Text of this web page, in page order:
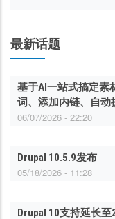
最新话题
基于AI一站式搞定素
词、添加内链、自动
06/07/2026 - 22:20
Drupal 10.5.9发布
05/18/2026 - 11:28
Drupal 10支持延长